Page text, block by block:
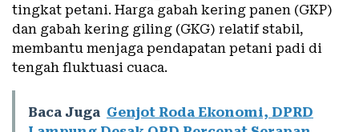
tingkat petani. Harga gabah kering panen (GKP)
dan gabah kering giling (GKG) relatif stabil,
membantu menjaga pendapatan petani padi di
tengah fluktuasi cuaca.
Baca Juga Genjot Roda Ekonomi, DPRD